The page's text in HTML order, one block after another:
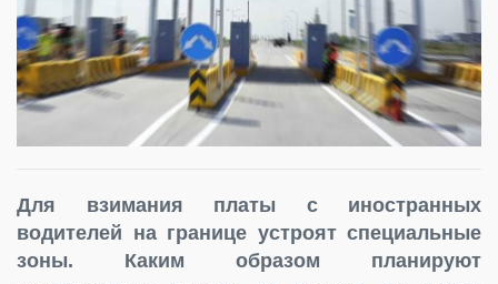
Для взимания платы с иностранных
водителей на границе устроят специальные
зоны. Каким образом планируют